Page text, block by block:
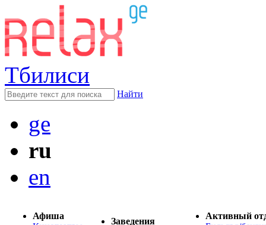
Тбилиси
Найти
ge
ru
en
Афиша
Заведения
Активный